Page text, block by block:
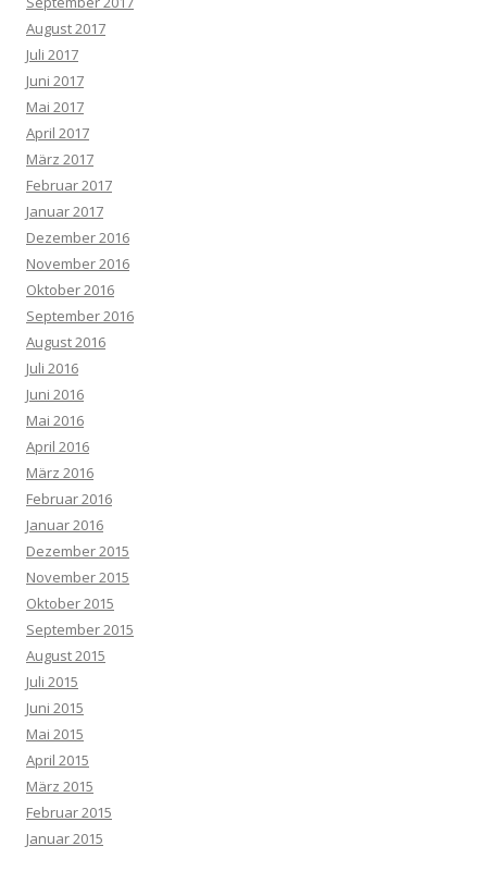
August 2017
Juli 2017
Juni 2017
Mai 2017
April 2017
März 2017
Februar 2017
Januar 2017
Dezember 2016
November 2016
Oktober 2016
September 2016
August 2016
Juli 2016
Juni 2016
Mai 2016
April 2016
März 2016
Februar 2016
Januar 2016
Dezember 2015
November 2015
Oktober 2015
September 2015
August 2015
Juli 2015
Juni 2015
Mai 2015
April 2015
März 2015
Februar 2015
Januar 2015